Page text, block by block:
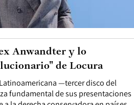
—tercer disco del
fundamental de sus presentaciones
Anwandter y lo
de Locura